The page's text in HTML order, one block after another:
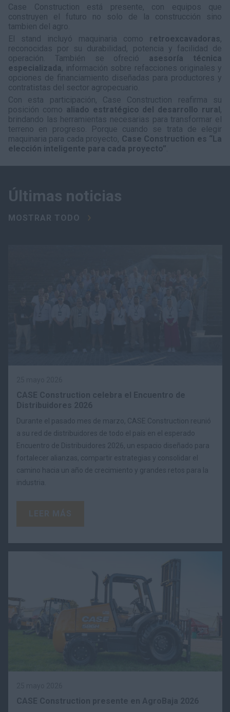
Case Construction está presente, con equipos que
construyen el futuro no solo de la construcción sino
tambien del agro.
El stand incluyó maquinaria como retroexcavadoras,
reconocidas por su durabilidad, potencia y facilidad de
operación. También se ofreció asesoría técnica
especializada, información sobre refacciones originales y
opciones de financiamiento diseñadas para productores y
contratistas del sector agropecuario.
Con esta participación, Case Construction reafirma su
posición como aliado estratégico del desarrollo rural,
brindando las herramientas necesarias para transformar el
terreno en progreso. Porque cuando se trata de elegir
maquinaria para cada proyecto, Case Construction es “La
elección inteligente para cada proyecto”
Últimas noticias
MOSTRAR TODO
Durante el pasado mes de marzo, CASE Construction reunió
a su red de distribuidores de todo el país en el esperado
Encuentro de Distribuidores 2026, un espacio diseñado para
fortalecer alianzas, compartir estrategias y consolidar el
camino hacia un año de crecimiento y grandes retos para la
industria.